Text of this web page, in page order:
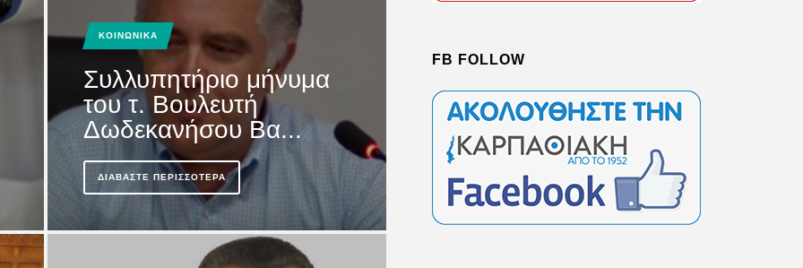
ΚΟΙΝΩΝΙΚΑ
Συλλυπητήριο μήνυμα
του τ. Βουλευτή
Δωδεκανήσου Βα...
ΔΙΑΒΆΣΤΕ ΠΕΡΙΣΣΌΤΕΡΑ
FB FOLLOW